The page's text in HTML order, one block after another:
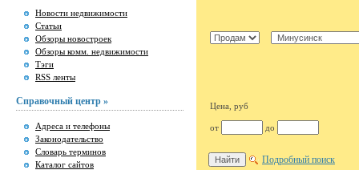
Новости недвижимости
Статьи
Обзоры новостроек
Обзоры комм. недвижимости
Тэги
RSS ленты
Справочный центр »
Адреса и телефоны
Законодательство
Словарь терминов
Каталог сайтов
Цена, руб
от до
Подробный поиск